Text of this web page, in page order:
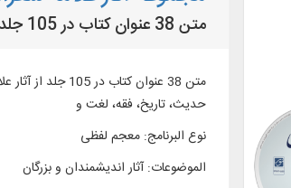
متن 38 عنوان کتاب در 105 جلد از آثار علامه ابوالحسن شعرانی به همراه کتب مرتبط با آثار ایشان
متن 38 عنوان
حدیث، تاریخ، فقه، لغت و
نوع البرنامج: معجم لفظی
الموضوعات:آثار اندیشمندان و بزرگان